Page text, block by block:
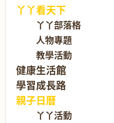
丫丫看天下
丫丫部落格
人物專題
教學活動
健康生活館
學習成長路
親子日曆
丫丫活動